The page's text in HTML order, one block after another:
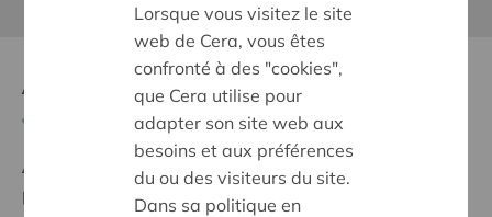
Ankauf B-Bass Koffer
Ambition:
Des quartiers chaleureux et bienveillants
pour tous
Lorsque vous visitez le site
web de Cera, vous êtes
confronté à des "cookies",
que Cera utilise pour
adapter son site web aux
besoins et aux préférences
du ou des visiteurs du site.
Dans sa politique en